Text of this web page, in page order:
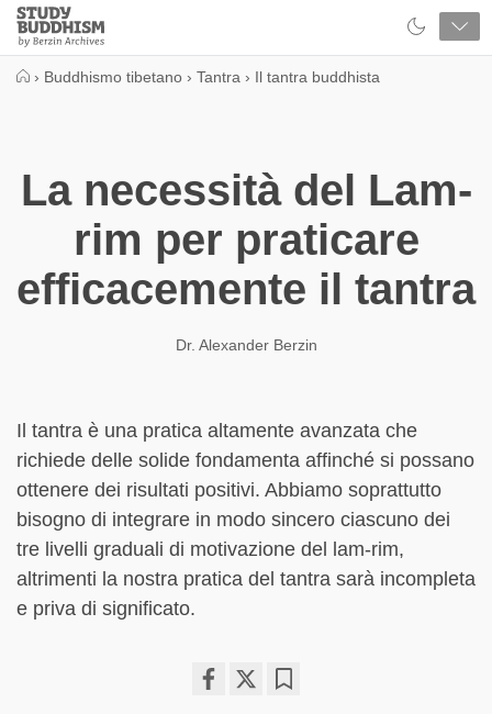
Close
Study
Buddhism
› Buddhismo tibetano › Tantra › Il tantra buddhista
La necessità del Lam-
rim per praticare
efficacemente il tantra
Dr. Alexander Berzin
Il tantra è una pratica altamente avanzata che
richiede delle solide fondamenta affinché si possano
ottenere dei risultati positivi. Abbiamo soprattutto
bisogno di integrare in modo sincero ciascuno dei
tre livelli graduali di motivazione del lam-rim,
altrimenti la nostra pratica del tantra sarà incompleta
e priva di significato.